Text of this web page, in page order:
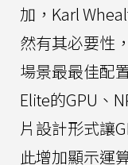
加，Karl
然有其必要性
場景最最佳配
Elite的GPU、
片設計形式讓
此增加顯示運